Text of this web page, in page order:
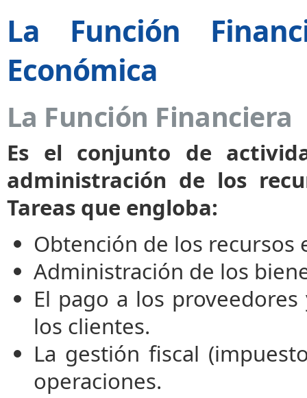
La Función
Económica
La Función Financiera
Es el conjunto de
administración de los
Tareas que engloba:
Obtención de los recursos
Administración de los
El pago a los
los clientes.
La gestión fiscal
operaciones.